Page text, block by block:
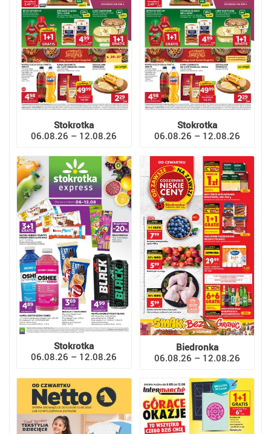
Stokrotka
06.08.26 – 12.08.26
Stokrotka
06.08.26 – 12.08.26
Stokrotka
06.08.26 – 12.08.26
Biedronka
06.08.26 – 12.08.26